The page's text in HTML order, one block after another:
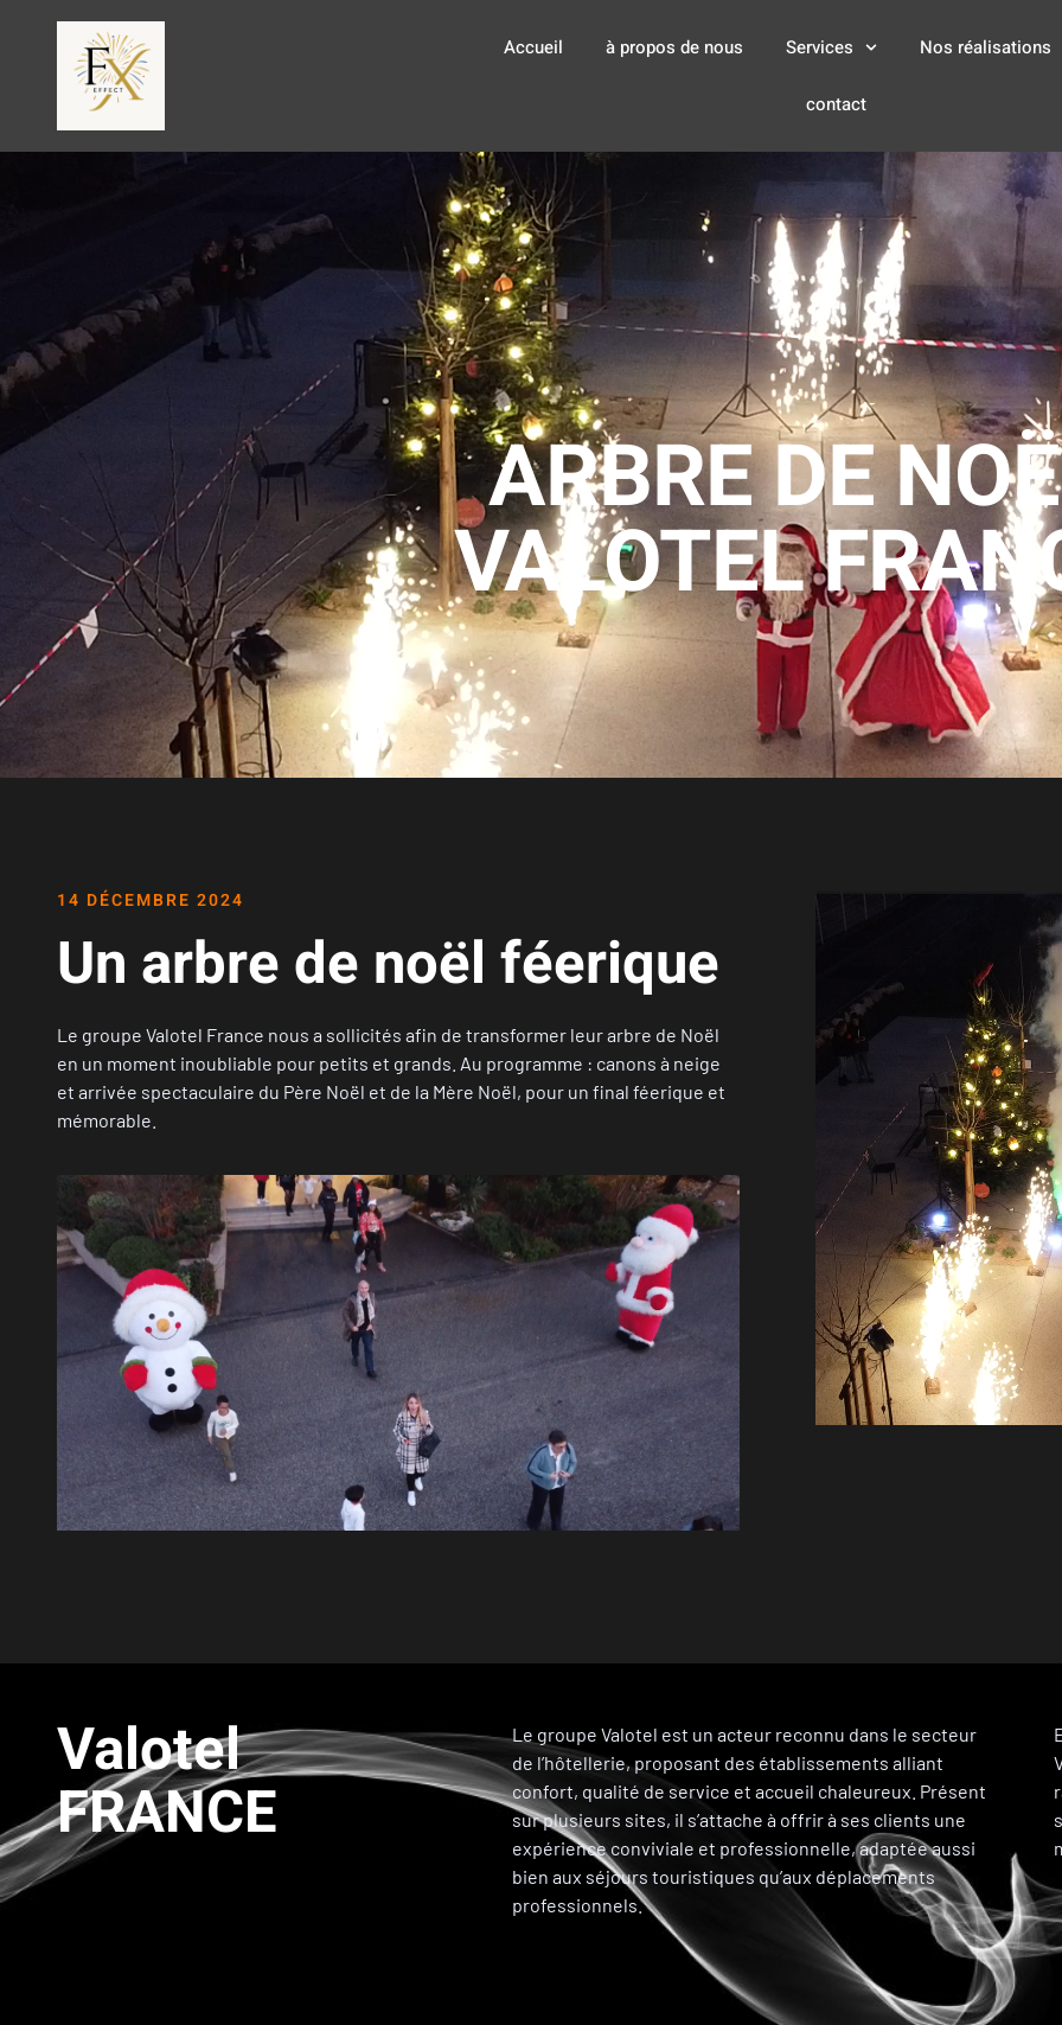
Accueil à propos de nous Services Nos réalisations
contact
VALOTEL
ARBRE DE
VALOTEL
14 DÉCEMBRE 2024
Un arbre de noël féerique
Le groupe Valotel France nous a sollicités afin de transformer leur arbre de Noël
en un moment inoubliable pour petits et grands. Au programme : canons à neige
et arrivée spectaculaire du Père Noël et de la Mère Noël, pour un final féerique et
mémorable.
Valotel
FRANCE
Le groupe Valotel est un acteur reconnu dans le secteur
de l’hôtellerie, proposant des établissements alliant
confort, qualité de service et accueil chaleureux. Présent
sur plusieurs sites, il s’attache à offrir à ses clients une
expérience conviviale et professionnelle, adaptée aussi
bien aux séjours touristiques qu’aux déplacements
professionnels.